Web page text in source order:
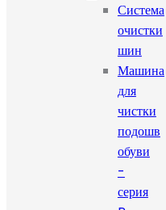
Система
очистки
шин
Машина
для
чистки
подошв
обуви
-
серия